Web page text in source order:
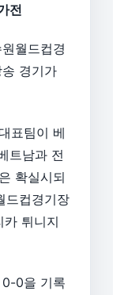
전
월드컵경
경기가
표팀이 베
트남과 전
확실시되
드컵경기장
카 튀니지
0-0을 기록